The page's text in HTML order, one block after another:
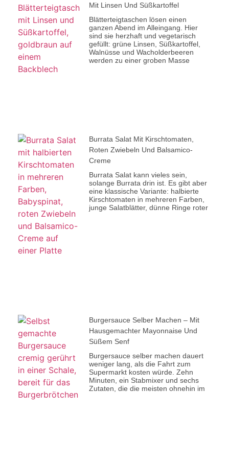
Mit Linsen Und Süßkartoffel
Blätterteigtaschen lösen einen
ganzen Abend im Alleingang. Hier
sind sie herzhaft und vegetarisch
gefüllt: grüne Linsen, Süßkartoffel,
Walnüsse und Wacholderbeeren
werden zu einer groben Masse
Burrata Salat Mit Kirschtomaten,
Roten Zwiebeln Und Balsamico-
Creme
Burrata Salat kann vieles sein,
solange Burrata drin ist. Es gibt aber
eine klassische Variante: halbierte
Kirschtomaten in mehreren Farben,
junge Salatblätter, dünne Ringe roter
Burgersauce Selber Machen – Mit
Hausgemachter Mayonnaise Und
Süßem Senf
Burgersauce selber machen dauert
weniger lang, als die Fahrt zum
Supermarkt kosten würde. Zehn
Minuten, ein Stabmixer und sechs
Zutaten, die die meisten ohnehin im